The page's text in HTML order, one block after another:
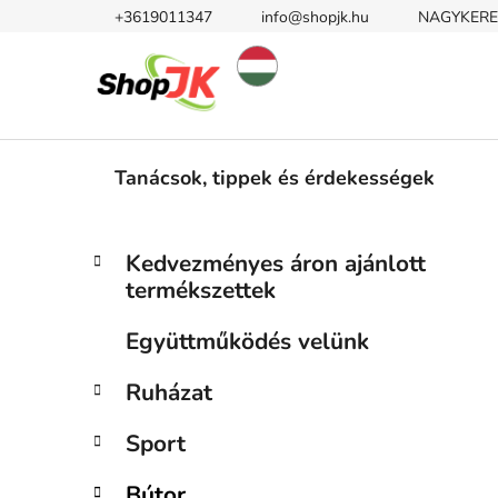
+3619011347 info@shopjk.hu
Tanácsok, tippek és érdekességek
O
s
p
a
Kategóriák
átugrása
K
a
r
á
Kedvezményes áron ajánlott
termékszettek
Együttműködés velünk
Ruházat
Sport